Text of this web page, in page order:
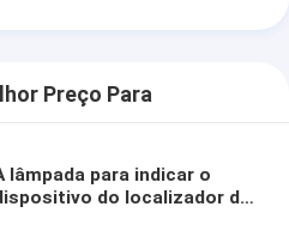
Preço Para
lâmpada para indicar o
do localizador da